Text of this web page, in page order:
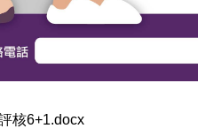
核6+1.docx